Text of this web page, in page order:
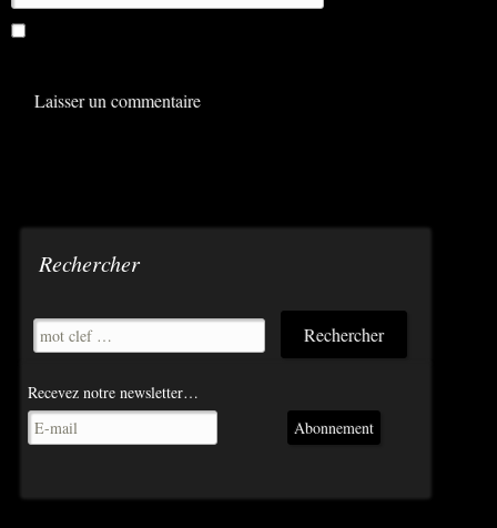
Rechercher
Recevez notre newsletter…
Abonnement